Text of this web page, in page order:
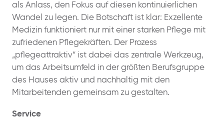
als Anlass, den Fokus auf diesen kontinuierlichen
Wandel zu legen. Die Botschaft ist klar: Exzellente
Medizin funktioniert nur mit einer starken Pflege mit
zufriedenen Pflegekräften. Der Prozess
„pflegeattraktiv“ ist dabei das zentrale Werkzeug,
um das Arbeitsumfeld in der größten Berufsgruppe
des Hauses aktiv und nachhaltig mit den
Mitarbeitenden gemeinsam zu gestalten.
Service